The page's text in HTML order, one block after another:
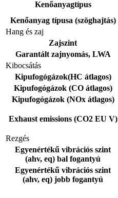
Kenőanyagtípus
Kenőanyag típusa (szöghajtás)
Hang és zaj
Zajszint
Garantált zajnyomás, LWA
Kibocsátás
Kipufogógázok(HC átlagos)
Kipufogógázok (CO átlagos)
Kipufogógázok (NOx átlagos)
Exhaust emissions (CO2 EU V)
Rezgés
Egyenértékű vibrációs szint
(ahv, eq) bal fogantyú
Egyenértékű vibrációs szint
(ahv, eq) jobb fogantyú